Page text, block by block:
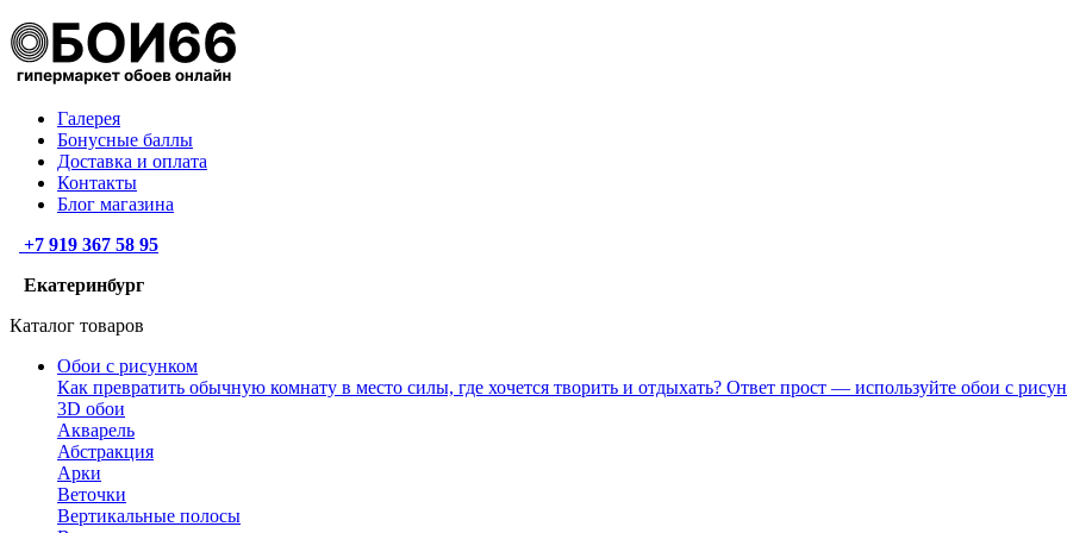
Галерея
Бонусные баллы
Доставка и оплата
Контакты
Блог магазина
+7 919 367 58 95
Екатеринбург
Каталог товаров
Обои с рисунком
Как превратить обычную комнату в место силы, где хочется творить и отдыхать? Ответ прост — используйте обои с
3D обои
Акварель
Абстракция
Арки
Веточки
Вертикальные полосы